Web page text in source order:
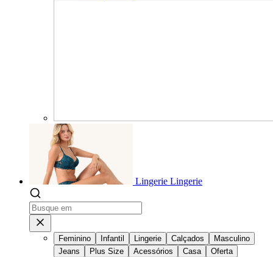
Lingerie Lingerie
Feminino Infantil Lingerie Calçados
Masculino
Jeans
Plus Size Acessórios Casa Oferta